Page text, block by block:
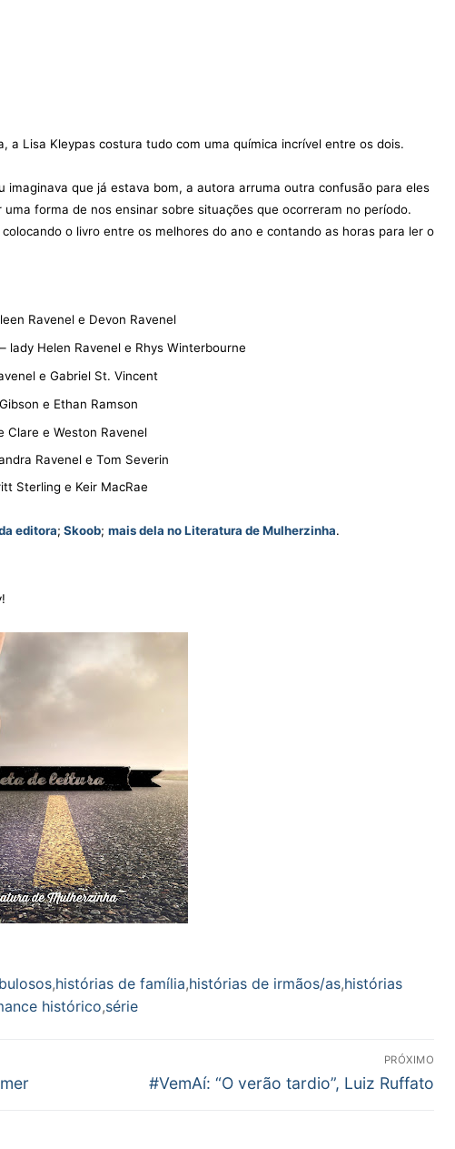
a Lisa Kleypas costura tudo com uma química incrível entre os dois.
que já estava bom, a autora arruma outra confusão para eles
forma de nos ensinar sobre situações que ocorreram no período.
o livro entre os melhores do ano e contando as horas para ler o
Ravenel e Devon Ravenel
– lady Helen Ravenel e Rhys Winterbourne
e Gabriel St. Vincent
e Ethan Ramson
Clare e Weston Ravenel
Ravenel e Tom Severin
Sterling e Keir MacRae
editora; Skoob; mais dela no Literatura de Mulherzinha.
,histórias de família,histórias de irmãos/as,histórias
histórico,série
PRÓXIMO
Próximo
#VemAí: “O verão tardio”, Luiz Ruffato